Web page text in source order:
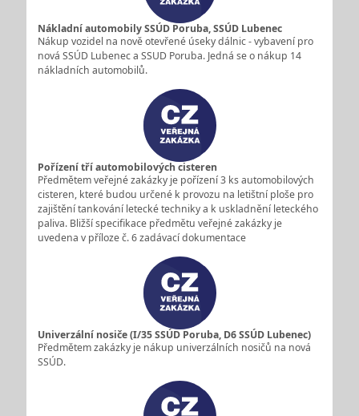
Nákladní automobily SSÚD Poruba, SSÚD Lubenec
Nákup vozidel na nově otevřené úseky dálnic - vybavení pro
nová SSÚD Lubenec a SSUD Poruba. Jedná se o nákup 14
nákladních automobilů.
Pořízení tří automobilových cisteren
Předmětem veřejné zakázky je pořízení 3 ks automobilových
cisteren, které budou určené k provozu na letištní ploše pro
zajištění tankování letecké techniky a k uskladnění leteckého
paliva. Bližší specifikace předmětu veřejné zakázky je
uvedena v příloze č. 6 zadávací dokumentace
Univerzální nosiče (I/35 SSÚD Poruba, D6 SSÚD Lubenec)
Předmětem zakázky je nákup univerzálních nosičů na nová
SSÚD.